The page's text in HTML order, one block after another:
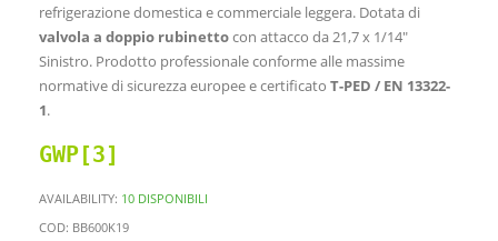
refrigerazione domestica e commerciale leggera. Dotata di
valvola a doppio rubinettocon attacco da 21,7 x 1/14″
Sinistro. Prodotto professionale conforme alle massime
normative di sicurezza europee e certificato T-PED / EN 13322-
1.
GWP[3]
AVAILABILITY: 10 DISPONIBILI
COD: BB600K19